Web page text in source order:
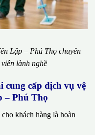
Lập – Phú Thọ chuyên
lành nghề
cung cấp dịch vụ vệ
– Phú Thọ
khách hàng là hoàn